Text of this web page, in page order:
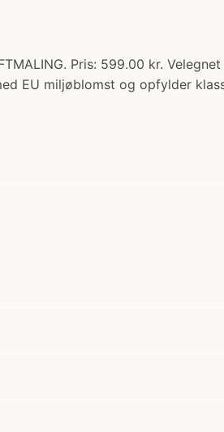
Pris: 599.00 kr.
EU miljøblomst og opfylder